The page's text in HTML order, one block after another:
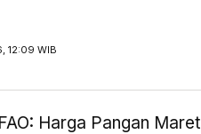
12:09 WIB
Harga Pangan